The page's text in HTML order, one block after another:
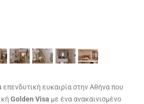
επενδυτική ευκαιρία στην Αθήνα που
Golden Visa με ένα ανακαινισμένο